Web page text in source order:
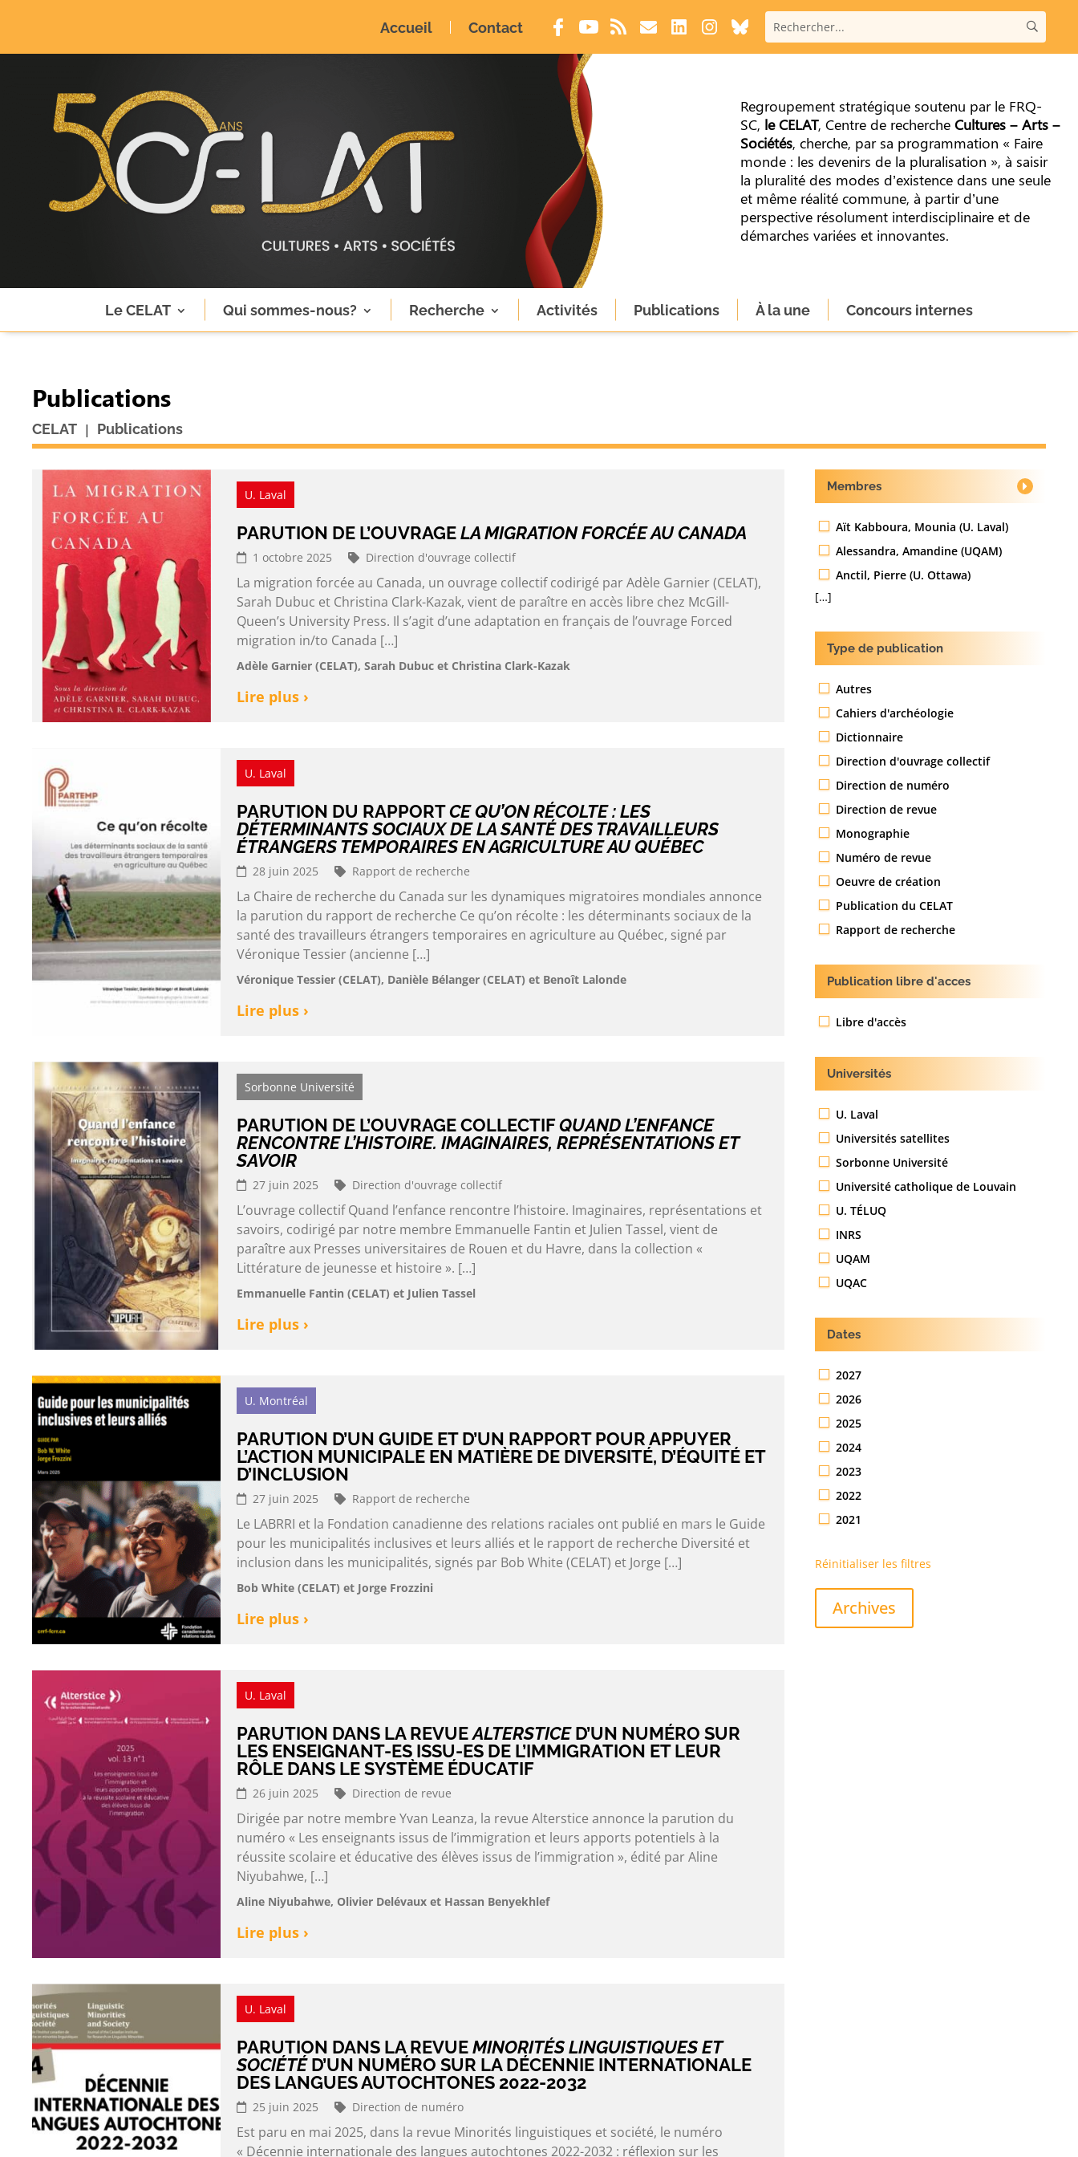
Accueil Contact
Regroupement stratégique soutenu par le FRQ-
SC, le CELAT, Centre de recherche Cultures – Arts –
Sociétés, cherche, par sa programmation « Faire
monde : les devenirs de la pluralisation », à saisir
la pluralité des modes d’existence dans une seule
et même réalité commune, à partir d’une
perspective résolument interdisciplinaire et de
démarches variées et innovantes.
Le CELAT Qui sommes-nous? Recherche Activités Publications À la une Concours internes
Publications
CELAT | Publications
U. Laval
PARUTION DE L’OUVRAGELA MIGRATION FORCÉE AU CANADA
1 octobre 2025 Direction d'ouvrage collectif
La migration forcée au Canada, un ouvrage collectif codirigé par Adèle Garnier (CELAT),
Sarah Dubuc et Christina Clark-Kazak, vient de paraître en accès libre chez McGill-
Queen’s University Press. Il s’agit d’une adaptation en français de l’ouvrage Forced
migration in/to Canada […]
Adèle Garnier (CELAT), Sarah Dubuc et Christina Clark-Kazak
Lire plus ›
U. Laval
PARUTION DU RAPPORTCE QU’ON RÉCOLTE : LES
DÉTERMINANTS SOCIAUX DE LA SANTÉ DES TRAVAILLEURS
ÉTRANGERS TEMPORAIRES EN AGRICULTURE AU QUÉBEC
28 juin 2025 Rapport de recherche
La Chaire de recherche du Canada sur les dynamiques migratoires mondiales annonce
la parution du rapport de recherche Ce qu’on récolte : les déterminants sociaux de la
santé des travailleurs étrangers temporaires en agriculture au Québec, signé par
Véronique Tessier (ancienne […]
Véronique Tessier (CELAT), Danièle Bélanger (CELAT) et Benoît Lalonde
Lire plus ›
Sorbonne Université
PARUTION DE L’OUVRAGE COLLECTIFQUAND L’ENFANCE
RENCONTRE L’HISTOIRE. IMAGINAIRES, REPRÉSENTATIONS ET
SAVOIR
27 juin 2025 Direction d'ouvrage collectif
L’ouvrage collectif Quand l’enfance rencontre l’histoire. Imaginaires, représentations et
savoirs, codirigé par notre membre Emmanuelle Fantin et Julien Tassel, vient de
paraître aux Presses universitaires de Rouen et du Havre, dans la collection «
Littérature de jeunesse et histoire ». […]
Emmanuelle Fantin (CELAT) et Julien Tassel
Lire plus ›
U. Montréal
PARUTION D’UN GUIDE ET D’UN RAPPORT POUR APPUYER
L’ACTION MUNICIPALE EN MATIÈRE DE DIVERSITÉ, D’ÉQUITÉ ET
D’INCLUSION
27 juin 2025 Rapport de recherche
Le LABRRI et la Fondation canadienne des relations raciales ont publié en mars le Guide
pour les municipalités inclusives et leurs alliés et le rapport de recherche Diversité et
inclusion dans les municipalités, signés par Bob White (CELAT) et Jorge […]
Bob White (CELAT) et Jorge Frozzini
Lire plus ›
U. Laval
PARUTION DANS LA REVUEALTERSTICED’UN NUMÉRO SUR
LES ENSEIGNANT-ES ISSU-ES DE L’IMMIGRATION ET LEUR
RÔLE DANS LE SYSTÈME ÉDUCATIF
26 juin 2025 Direction de revue
Dirigée par notre membre Yvan Leanza, la revue Alterstice annonce la parution du
numéro « Les enseignants issus de l’immigration et leurs apports potentiels à la
réussite scolaire et éducative des élèves issus de l’immigration », édité par Aline
Niyubahwe, […]
Aline Niyubahwe, Olivier Delévaux et Hassan Benyekhlef
Lire plus ›
U. Laval
PARUTION DANS LA REVUEMINORITÉS LINGUISTIQUES ET
SOCIÉTÉD’UN NUMÉRO SUR LA DÉCENNIE INTERNATIONALE
DES LANGUES AUTOCHTONES 2022-2032
25 juin 2025 Direction de numéro
Est paru en mai 2025, dans la revue Minorités linguistiques et société, le numéro
« Décennie internationale des langues autochtones 2022-2032 : réflexion sur les
Membres
Aït Kabboura, Mounia (U. Laval)
Alessandra, Amandine (UQAM)
Anctil, Pierre (U. Ottawa)
[…]
Type de publication
Autres
Cahiers d'archéologie
Dictionnaire
Direction d'ouvrage collectif
Direction de numéro
Direction de revue
Monographie
Numéro de revue
Oeuvre de création
Publication du CELAT
Rapport de recherche
Publication libre d'acces
Libre d'accès
Universités
U. Laval
Universités satellites
Sorbonne Université
Université catholique de Louvain
U. TÉLUQ
INRS
UQAM
UQAC
Dates
2027
2026
2025
2024
2023
2022
2021
Réinitialiser les filtres
Archives